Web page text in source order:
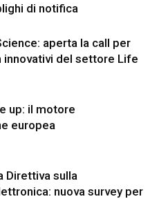
di notifica
aperta la call per
innovativi del settore Life
up: il motore
europea
Direttiva sulla
nuova survey per